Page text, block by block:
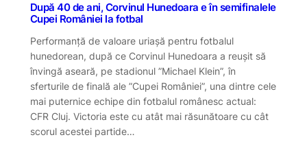
După 40 de ani, Corvinul Hunedoara e în semifinalele
Cupei României la fotbal
Performanță de valoare uriașă pentru fotbalul
hunedorean, după ce Corvinul Hunedoara a reușit să
învingă aseară, pe stadionul ”Michael Klein”, în
sferturile de finală ale ”Cupei României”, una dintre cele
mai puternice echipe din fotbalul românesc actual:
CFR Cluj. Victoria este cu atât mai răsunătoare cu cât
scorul acestei partide…